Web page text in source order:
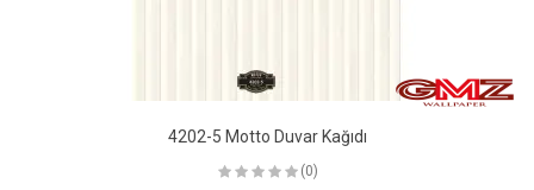
4202-5 Motto Duvar Kağıdı
(0)